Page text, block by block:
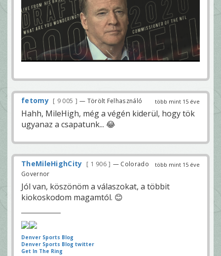
több mint 15 éve
fetomy 9 005 — Törölt Felhasználó
Hahh, MileHigh, még a végén kiderül, hogy tök
ugyanaz a csapatunk... 😂
több mint 15 éve
TheMileHighCity 1 906
— Colorado
Governor
Jól van, köszönöm a válaszokat, a többit
kiokoskodom magamtól. 😊
Denver Sports Blog
Denver Sports Blog twitter
Get In The Ring